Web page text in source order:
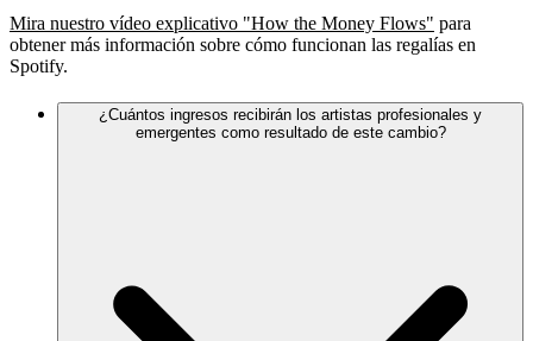
Mira nuestro vídeo explicativo "How the Money Flows" para
obtener más información sobre cómo funcionan las regalías en
Spotify.
¿Cuántos ingresos recibirán los artistas profesionales y
emergentes como resultado de este cambio?